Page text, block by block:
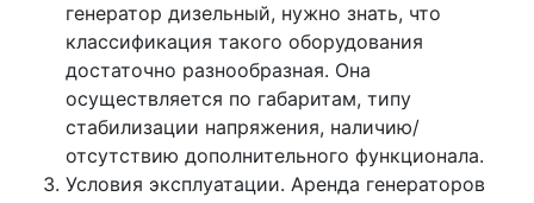
генератор дизельный, нужно знать, что
классификация такого оборудования
достаточно разнообразная. Она
осуществляется по габаритам, типу
стабилизации напряжения, наличию/
отсутствию дополнительного функционала.
Условия эксплуатации. Аренда генераторов